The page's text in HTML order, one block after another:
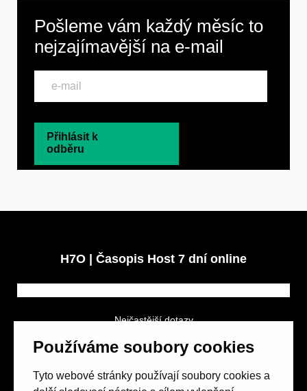
Používáme soubory cookies
Tyto webové stránky používají soubory cookies a
Pošleme vám každý měsíc to
nejzajímavější na e-mail
Přihlásit k
odběru
H7O | Časopis Host 7 dní online
Nejčastější dotazy
Obchodní podmínky